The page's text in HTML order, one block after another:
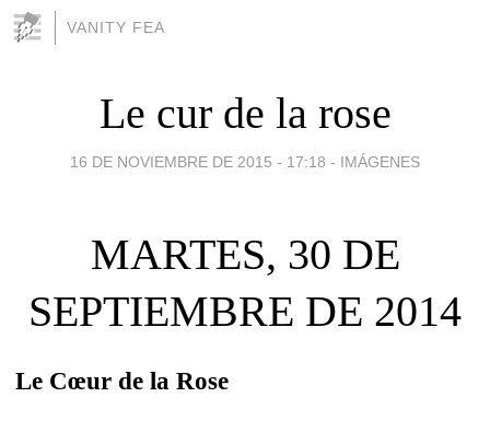
VANITY FEA
Le cur de la rose
16 DE NOVIEMBRE DE 2015 - 17:18 - IMÁGENES
MARTES, 30 DE
SEPTIEMBRE DE 2014
Le Cœur de la Rose